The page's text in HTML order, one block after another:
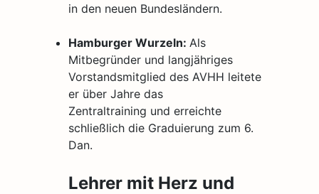
in den neuen Bundesländern.
Hamburger Wurzeln: Als
Mitbegründer und langjähriges
Vorstandsmitglied des AVHH leitete
er über Jahre das
Zentraltraining und erreichte
schließlich die Graduierung zum 6.
Dan.
Lehrer mit Herz und